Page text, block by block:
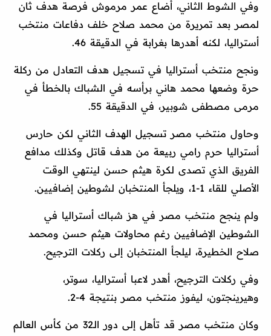
وفي الشوط الثاني، أضاع عمر مرموش فرصة هدف ثان
لمصر بعد تمريرة من محمد صلاح خلف دفاعات منتخب
أستراليا، لكنه أهدرها بغرابة في الدقيقة 46.
ونجح منتخب أستراليا في تسجيل هدف التعادل من ركلة
حرة وضعها محمد هاني برأسه في الشباك بالخطأ في
مرمى مصطفى شوبير، في الدقيقة 55.
وحاول منتخب مصر تسجيل الهدف الثاني لكن حارس
أستراليا حرم رامي ربيعة من هدف قاتل وكذلك مدافع
الفريق الذي تصدى لكرة هيثم حسن لينتهي الوقت
الأصلي للقاء 1-1، ويلجأ المنتخبان لشوطين إضافيين.
ولم ينجح منتخب مصر في هز شباك أستراليا في
الشوطين الإضافيين رغم محاولات هيثم حسن ومحمد
صلاح الخطيرة، ليلجأ المنتخبان إلى ركلات الترجيح.
وفي ركلات الترجيح، أهدر لاعبا أستراليا، سوتر،
وهيرينجتون، ليفوز منتخب مصر بنتيجة 4-2.
وكان منتخب مصر قد تأهل إلى دور الـ32 من كأس العالم